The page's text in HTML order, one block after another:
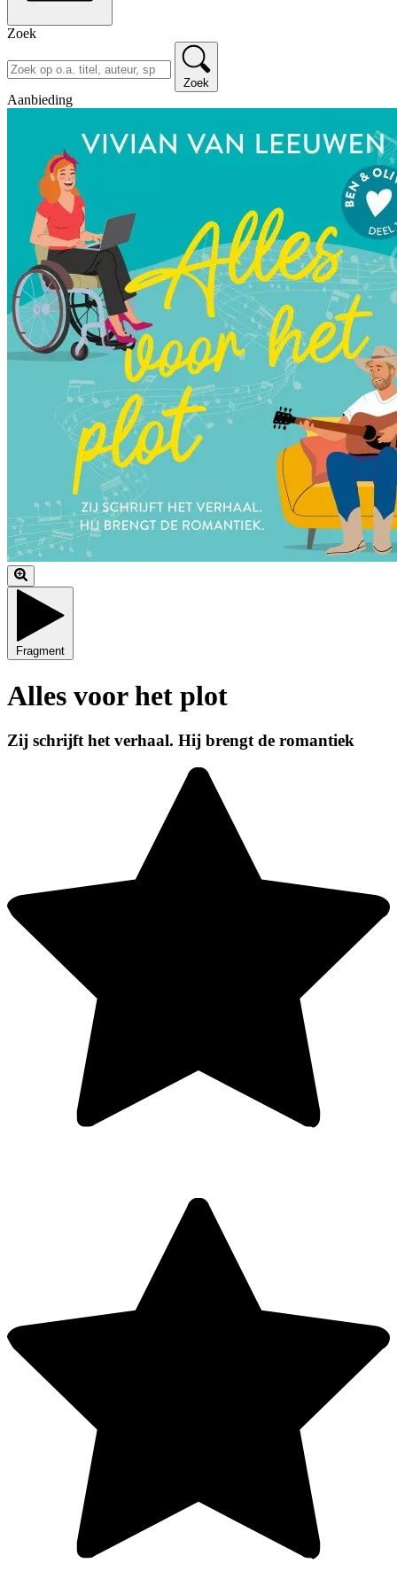
Zoek
Zoek
Aanbieding
Fragment
Alles voor het plot
Zij schrijft het verhaal. Hij brengt de romantiek